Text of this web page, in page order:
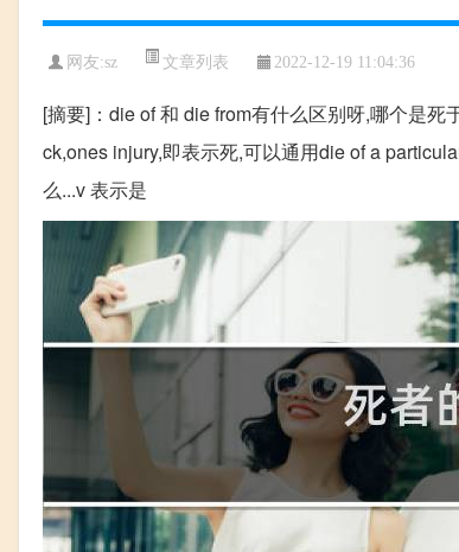
网友:sz 文章列表 2022-12-19 11:04:36
[摘要]：die of 和 die from有什么区别呀,哪个是
ck,ones injury,即表示死,可以通用die of a
么...v 表示是